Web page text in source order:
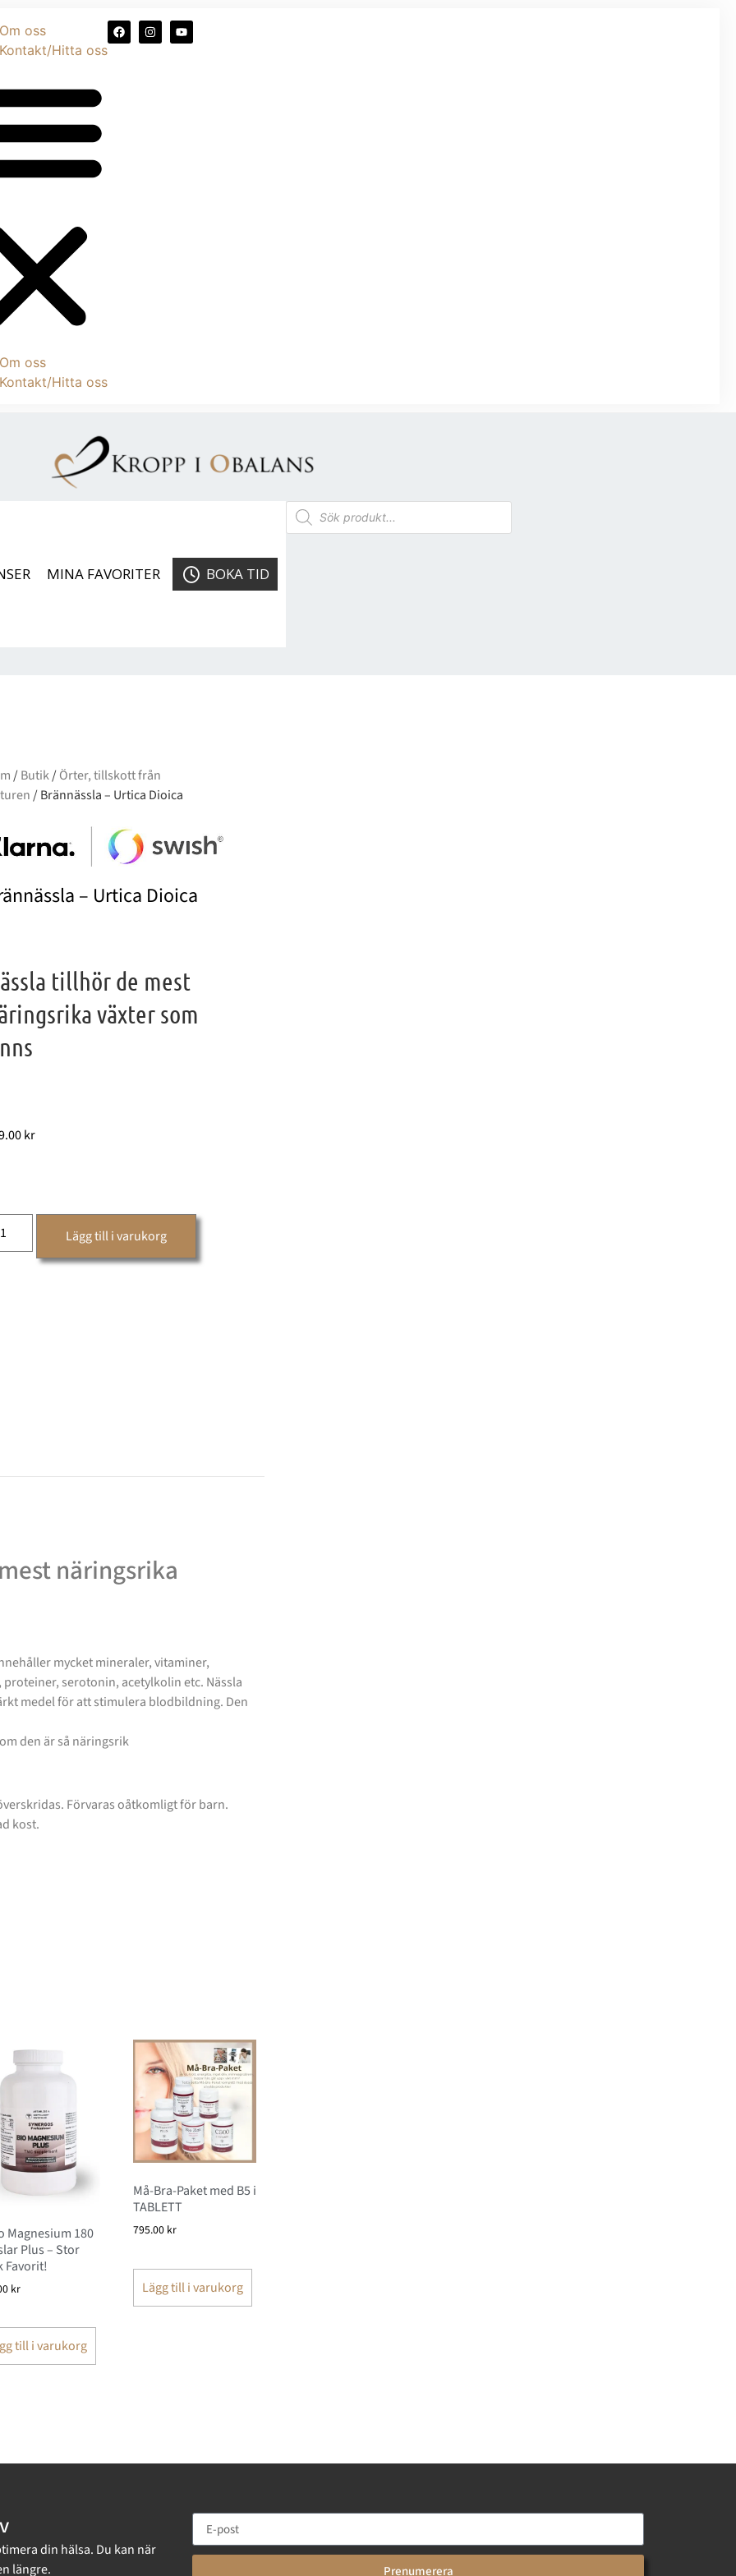
Om oss
Kontakt/Hitta oss
Om oss
Kontakt/Hitta oss
MINA FAVORITER BOKA TID
/Butik/Örter, tillskott från
/ Brännässla – Urtica Dioica
– Urtica Dioica
tillhör de mest
växter som
kr
Lägg till i varukorg
näringsrika
mycket mineraler, vitaminer,
serotonin, acetylkolin etc. Nässla
medel för att stimulera blodbildning. Den
den är så näringsrik
Förvaras oåtkomligt för barn.
kost.
Magnesium 180
Plus – Stor
Favorit!
kr
till i varukorg
Må-Bra-Paket med B5 i
TABLETT
795.00 kr
Lägg till i varukorg
din hälsa. Du kan när
längre.
Prenumerera